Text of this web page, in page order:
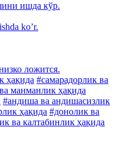
ишда кўр.
koʼr.
ложится.
ҳақида #самарадорлик ва
манманлик ҳақида
#андиша ва андишасизлик
ҳақида #донолик ва
ва калтабинлик ҳақида